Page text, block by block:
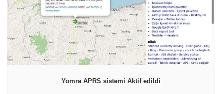
Yomra APRS sistemi Aktif edildi